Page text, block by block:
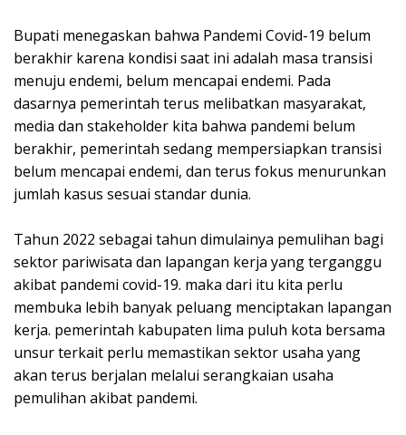
Bupati menegaskan bahwa Pandemi Covid-19 belum
berakhir karena kondisi saat ini adalah masa transisi
menuju endemi, belum mencapai endemi. Pada
dasarnya pemerintah terus melibatkan masyarakat,
media dan stakeholder kita bahwa pandemi belum
berakhir, pemerintah sedang mempersiapkan transisi
belum mencapai endemi, dan terus fokus menurunkan
jumlah kasus sesuai standar dunia.
Tahun 2022 sebagai tahun dimulainya pemulihan bagi
sektor pariwisata dan lapangan kerja yang terganggu
akibat pandemi covid-19. maka dari itu kita perlu
membuka lebih banyak peluang menciptakan lapangan
kerja. pemerintah kabupaten lima puluh kota bersama
unsur terkait perlu memastikan sektor usaha yang
akan terus berjalan melalui serangkaian usaha
pemulihan akibat pandemi.